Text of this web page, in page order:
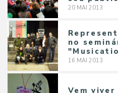
20 MAI 2013
no
16 MAI 2013
Vem